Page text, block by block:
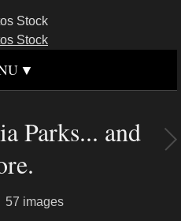
Parks... and
57 images